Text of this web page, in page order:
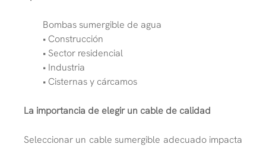
Bombas sumergible de agua
• Construcción
• Sector residencial
• Industria
• Cisternas y cárcamos
La importancia de elegir un cable de calidad
Seleccionar un cable sumergible adecuado impacta